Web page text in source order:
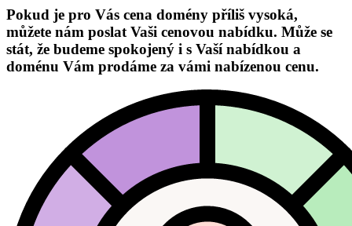
Pokud je pro Vás cena domény příliš vysoká,
můžete nám poslat Vaši cenovou nabídku. Může se
stát, že budeme spokojený i s Vaší nabídkou a
doménu Vám prodáme za vámi nabízenou cenu.